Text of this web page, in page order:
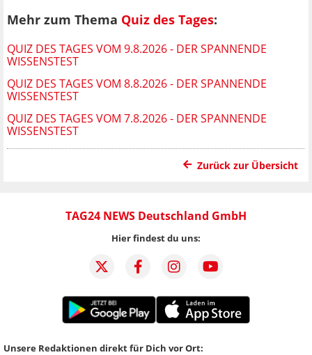
Mehr zum Thema Quiz des Tages:
QUIZ DES TAGES VOM 9.8.2026 - DER SPANNENDE
WISSENSTEST
QUIZ DES TAGES VOM 8.8.2026 - DER SPANNENDE
WISSENSTEST
QUIZ DES TAGES VOM 7.8.2026 - DER SPANNENDE
WISSENSTEST
Zurück zur Übersicht
TAG24 NEWS Deutschland GmbH
Hier findest du uns:
Unsere Redaktionen direkt für Dich vor Ort: